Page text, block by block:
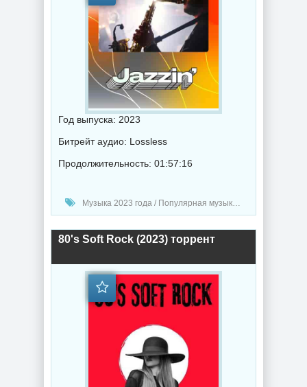
Год выпуска: 2023
Битрейт аудио: Lossless
Продолжительность: 01:57:16
Музыка 2023 года / Популярная музыка / Джаз музыка / Музыка VA
80's Soft Rock (2023) торрент